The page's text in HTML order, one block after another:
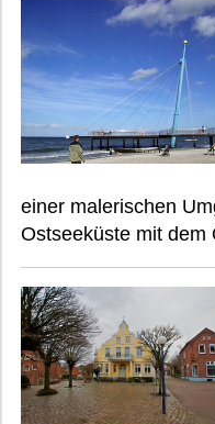
einer malerischen
Ostseeküste mit dem